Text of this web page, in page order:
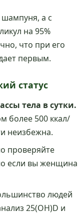
шампуня, а с
на 95%
что при его
первым.
статус
тела в сутки.
более 500 ккал/
неизбежна.
проверяйте
если вы женщина
людей
25(OH)D и